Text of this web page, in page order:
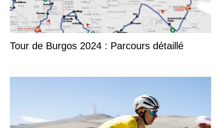
Tour de Burgos 2024 : Parcours détaillé